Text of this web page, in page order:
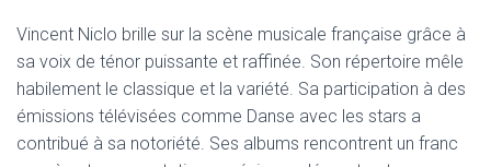
Vincent Niclo brille sur la scène musicale française grâce à
sa voix de ténor puissante et raffinée. Son répertoire mêle
habilement le classique et la variété. Sa participation à des
émissions télévisées comme Danse avec les stars a
contribué à sa notoriété. Ses albums rencontrent un franc